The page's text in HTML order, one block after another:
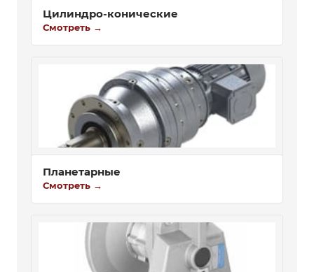
Цилиндро-конические
Смотреть →
Планетарные
Смотреть →